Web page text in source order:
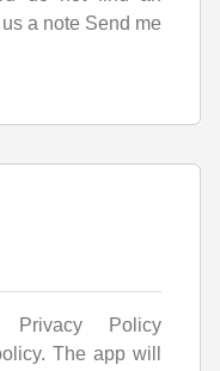
a note Send me
Privacy Policy
The app will